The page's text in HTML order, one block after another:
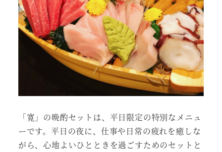
「寛」の晩酌セットは、平日限定の特別なメニュ
ーです。平日の夜に、仕事や日常の疲れを癒しな
がら、心地よいひとときを過ごすためのセットと